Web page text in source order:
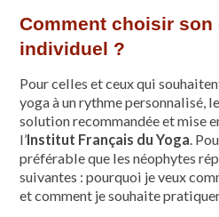
Comment choisir son
individuel ?
Pour celles et ceux qui
yoga à un rythme personnalisé, le
solution recommandée et mise
l’Institut Français du Yoga.
préférable que les néophytes
suivantes : pourquoi je veux
et comment je souhaite